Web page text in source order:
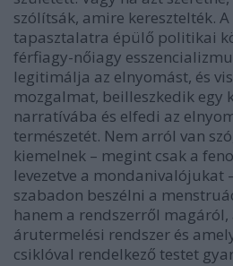
szólítsák, amire keresztelték.
tapasztalatra épülő politikai
férfiagy-nőiagy
legitimálja az elnyomást, és
mozgalmat, beilleszkedik egy
narratívába és elfedi az
természetét. Nem arról van
kiemelnek – megint csak a
levezetve a mondanivalójukat
szabadon beszélni a
hanem a rendszerről magáról,
árutermelési rendszer és
csiklóval rendelkező testet